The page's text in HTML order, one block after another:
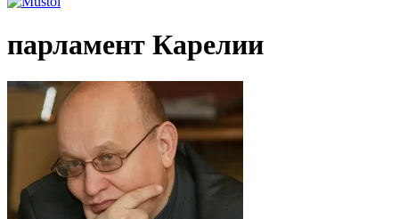
парламент Карелии